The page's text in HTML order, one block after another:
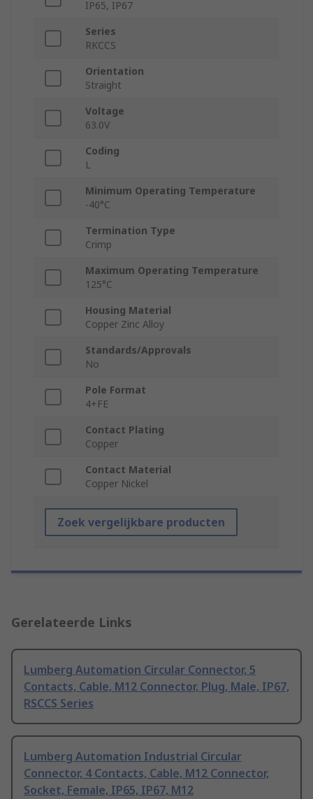
IP65, IP67
Series
RKCCS
Orientation
Straight
Voltage
63.0V
Coding
L
Minimum Operating Temperature
-40°C
Termination Type
Crimp
Maximum Operating Temperature
125°C
Housing Material
Copper Zinc Alloy
Standards/Approvals
No
Pole Format
4+FE
Contact Plating
Copper
Contact Material
Copper Nickel
Zoek vergelijkbare producten
Gerelateerde Links
Lumberg Automation Circular Connector, 5
Contacts, Cable, M12 Connector, Plug, Male, IP67,
RSCCS Series
Lumberg Automation Industrial Circular
Connector, 4 Contacts, Cable, M12 Connector,
Socket, Female, IP65, IP67, M12